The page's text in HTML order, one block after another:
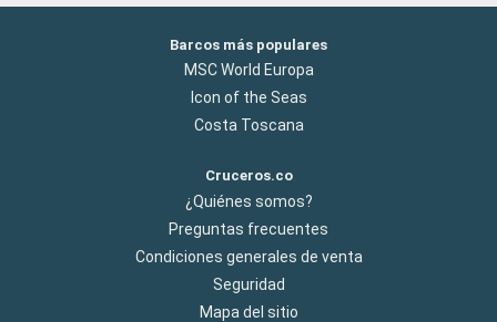
Barcos más populares
MSC World Europa
Icon of the Seas
Costa Toscana
Cruceros.co
¿Quiénes somos?
Preguntas frecuentes
Condiciones generales de venta
Seguridad
Mapa del sitio